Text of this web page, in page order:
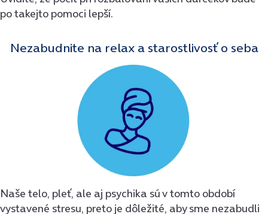
po takejto pomoci lepší.
Nezabudnite na relax a starostlivosť o seba
Naše telo, pleť, ale aj psychika sú v tomto období
vystavené stresu, preto je dôležité, aby sme nezabudli